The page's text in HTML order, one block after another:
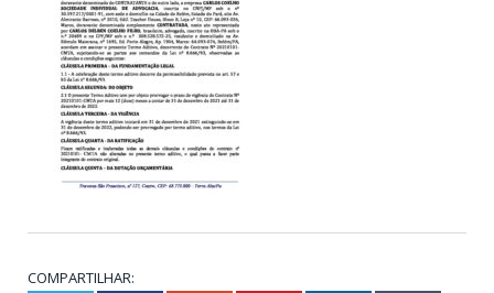
COMPARTILHAR: